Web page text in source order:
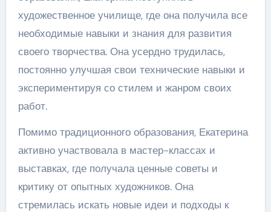
художественное училище, где она получила все
необходимые навыки и знания для развития
своего творчества. Она усердно трудилась,
постоянно улучшая свои технические навыки и
экспериментируя со стилем и жанром своих
работ.
Помимо традиционного образования, Екатерина
активно участвовала в мастер-классах и
выставках, где получала ценные советы и
критику от опытных художников. Она
стремилась искать новые идеи и подходы к